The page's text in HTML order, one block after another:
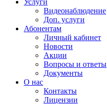
Услуги
Видеонаблюдение
Доп. услуги
Абонентам
Личный кабинет
Новости
Акции
Вопросы и ответы
Документы
О нас
Контакты
Лицензии